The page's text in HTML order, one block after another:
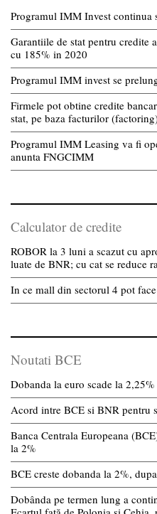
Programul IMM Invest continua
Garantiile de stat pentru credite
cu 185% in 2020
Programul IMM invest se
Firmele pot obtine credite
stat, pe baza facturilor
Programul IMM Leasing va fi
anunta FNGCIMM
Calculator de credite
ROBOR la 3 luni a scazut cu
luate de BNR; cu cat se reduce
In ce mall din sectorul 4 pot
Noutati BCE
Dobanda la euro scade la 2,25%
Acord intre BCE si BNR pentru
Banca Centrala Europeana
la 2%
BCE creste dobanda la 2%,
Dobânda pe termen lung a